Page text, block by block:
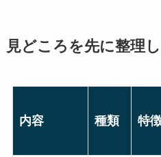
見どころを先に整理
内容 種類 特